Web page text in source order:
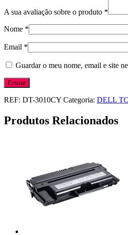
A sua avaliação sobre o produto *
Nome *
Email *
Guardar o meu nome, email e site
REF: DT-3010CY Categoria: DELL
Produtos Relacionados